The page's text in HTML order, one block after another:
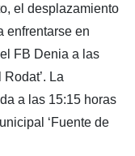
el desplazamiento
enfrentarse en
FB Denia a las
La
a las 15:15 horas
‘Fuente de